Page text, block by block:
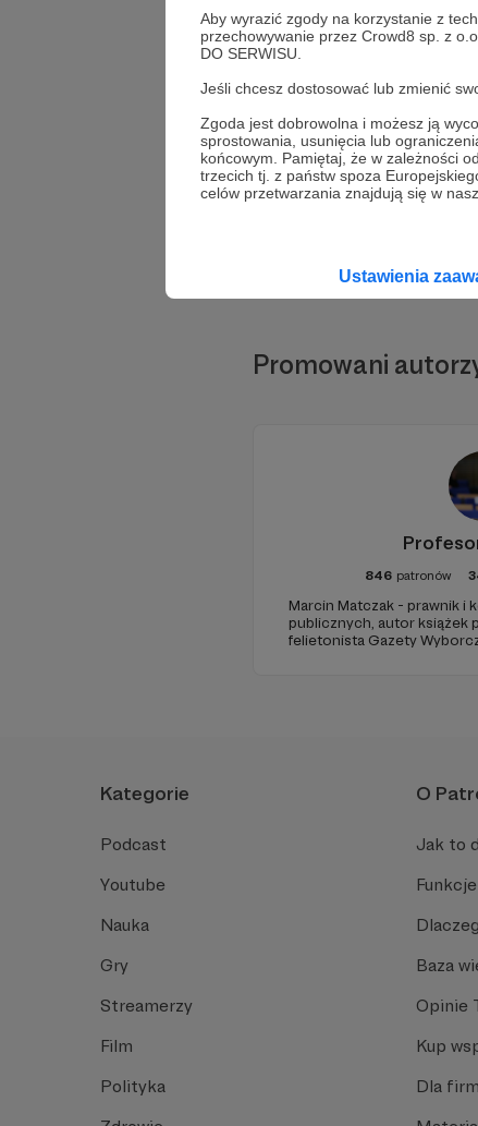
Aby wyrazić zgody na korzystanie z
przechowywanie przez Crowd8 sp. z
DO SERWISU.
Jeśli chcesz dostosować lub zmienić
Zgoda jest dobrowolna i możesz ją
sprostowania, usunięcia lub
końcowym. Pamiętaj, że w zależności
trzecich tj. z państw spoza
celów przetwarzania znajdują się w
Ustawienia
Promowani
846 patronów
Marcin Matczak - prawnik i
publicznych, autor książek
felietonista Gazety
Kategorie
Podcast
Youtube
Nauka
Gry
Streamerzy
Film
Polityka
O
Jak to
Baza
Opinie
Kup
Dla firm